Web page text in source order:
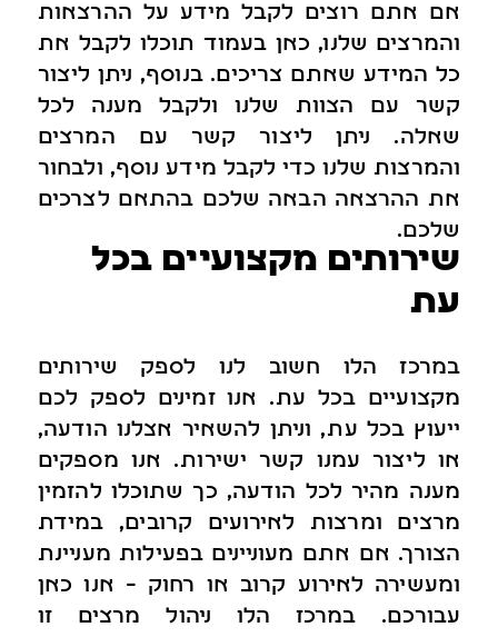
אם אתם רוצים לקבל מידע על ההרצאות
והמרצים שלנו, כאן בעמוד תוכלו לקבל את
כל המידע שאתם צריכים. בנוסף, ניתן ליצור
קשר עם הצוות שלנו ולקבל מענה לכל
שאלה. ניתן ליצור קשר עם המרצים
והמרצות שלנו כדי לקבל מידע נוסף, ולבחור
את ההרצאה הבאה שלכם בהתאם לצרכים
שלכם.
שירותים מקצועיים בכל
עת
במרכז הלו חשוב לנו לספק שירותים
מקצועיים בכל עת. אנו זמינים לספק לכם
ייעוץ בכל עת, וניתן להשאיר אצלנו הודעה,
או ליצור עמנו קשר ישירות. אנו מספקים
מענה מהיר לכל הודעה, כך שתוכלו להזמין
מרצים ומרצות לאירועים קרובים, במידת
הצורך. אם אתם מעוניינים בפעילות מעניינת
ומעשירה לאירוע קרוב או רחוק – אנו כאן
עבורכם. במרכז הלו ניהול מרצים זו